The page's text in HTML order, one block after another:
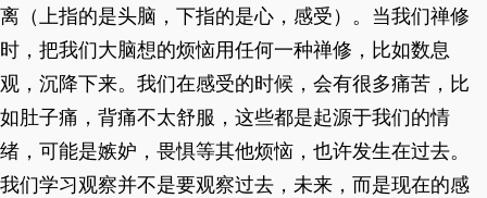
离（上指的是头脑，下指的是心，感受）。当我们禅修
时，把我们大脑想的烦恼用任何一种禅修，比如数息
观，沉降下来。我们在感受的时候，会有很多痛苦，比
如肚子痛，背痛不太舒服，这些都是起源于我们的情
绪，可能是嫉妒，畏惧等其他烦恼，也许发生在过去。
我们学习观察并不是要观察过去，未来，而是现在的感